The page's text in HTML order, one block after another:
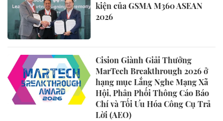
kiện của GSMA M360 ASEAN
2026
Cision Giành Giải Thưởng
MarTech Breakthrough 2026 ở
hạng mục Lắng Nghe Mạng Xã
Hội, Phân Phối Thông Cáo Báo
Chí và Tối Ưu Hóa Công Cụ Trả
Lời (AEO)